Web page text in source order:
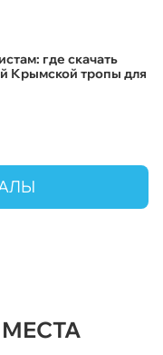
где скачать
Крымской тропы для